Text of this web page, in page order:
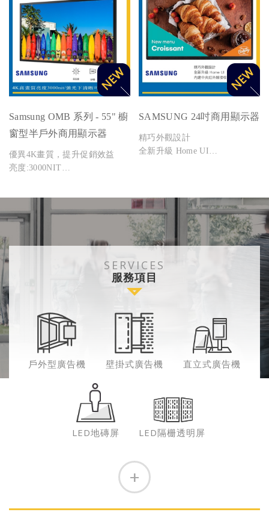
吋。
Samsung OMB 系列 - 55" 櫥
窗型半戶外商用顯示器
優異4K畫質，提升促銷效益
亮度:3000NIT
SAMSUNG 24吋商用顯示器
精巧外觀設計
全新升級 Home UI
SERVICES
服務項目
戶外型廣告機 壁掛式廣告機 直立式廣告機
LED地磚屏 LED隔栅透明屏